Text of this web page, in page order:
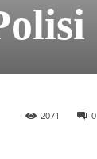
0
2071